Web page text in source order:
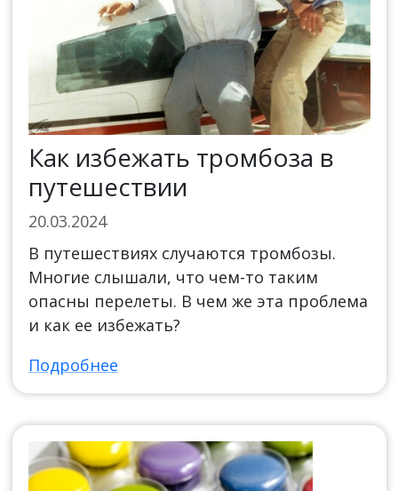
Как избежать тромбоза в
путешествии
20.03.2024
В путешествиях случаются тромбозы.
Многие слышали, что чем-то таким
опасны перелеты. В чем же эта проблема
и как ее избежать?
Подробнее